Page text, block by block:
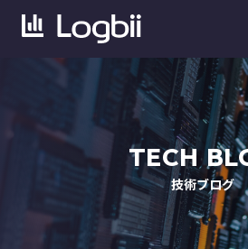
TECH
技術ブログ